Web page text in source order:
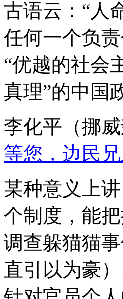
古语云：“人
任何一个负
“优越的社会
真理”的中国
李化平（挪威
等您，边民
某种意义上
个制度，能
调查躲猫猫
直引以为豪